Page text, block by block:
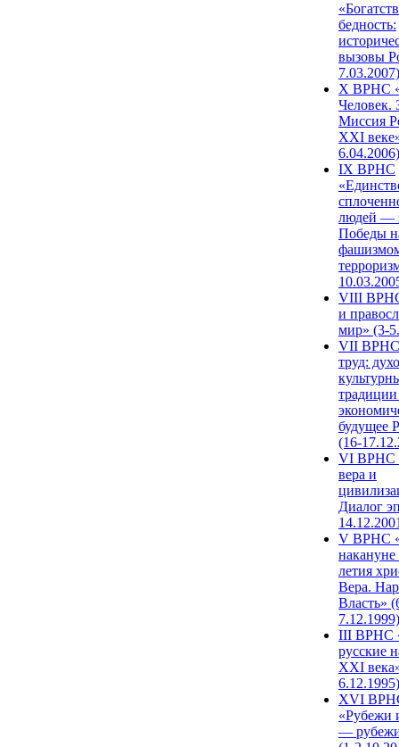
бедность:
вызовы
7.03.2007)
X ВРНС
Человек.
Миссия
XXI
6.04.2006)
IX ВРНС
людей —
Победы
VIII
и
мир» (3-
VII ВРНС
труд:
будущее
(16-
VI ВРНС
вера и
Диалог
V ВРНС
накануне
летия
Вера.
Власть»
7.12.1999)
III ВРНС
русские
XXI
6.12.1995)
XVI
«Рубежи
—